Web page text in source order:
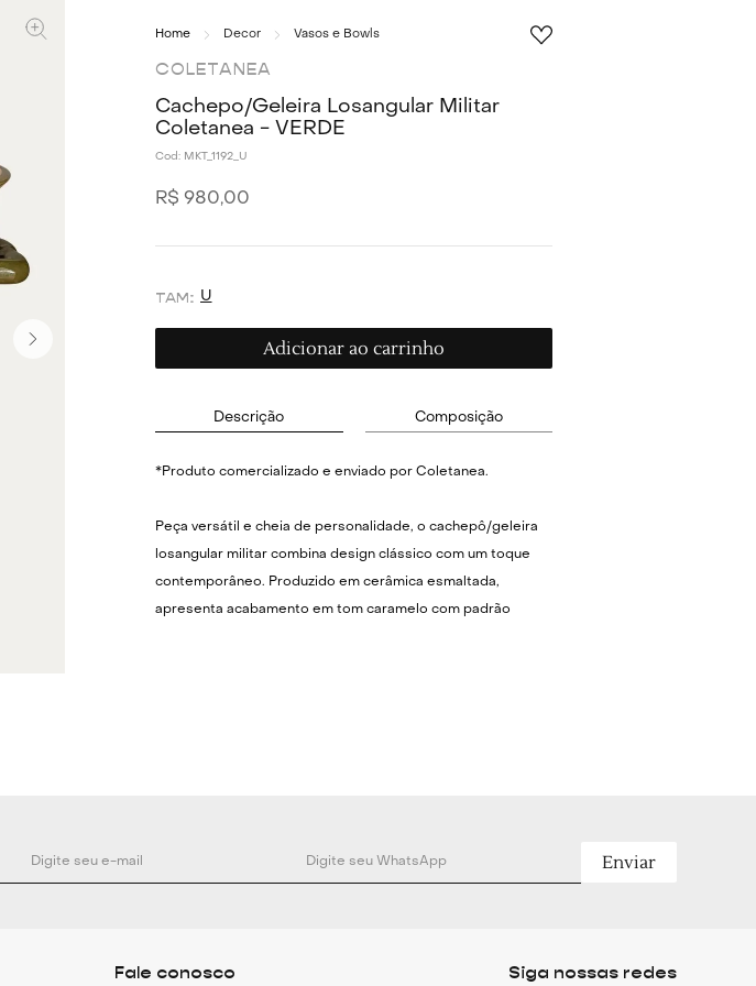
Decor Vasos e Bowls
COLETANEA
Cachepo/Geleira Losangular Militar
Coletanea - VERDE
Cod: MKT_1192_U
R$ 980,00
U
Adicionar ao carrinho
Descrição Composição
*Produto comercializado e enviado por Coletanea.
Peça versátil e cheia de personalidade, o cachepô/geleira
losangular militar combina design clássico com um toque
contemporâneo. Produzido em cerâmica esmaltada,
apresenta acabamento em tom caramelo com padrão
alças ) Comprimento: 25cm Peso: 1690g Destaques:
Cerâmica esmaltada Estampa losangular em preto
Enviar
Fale conosco Siga nossas redes